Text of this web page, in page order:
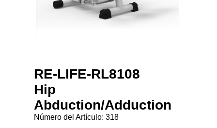
RE-LIFE-RL8108
Hip
Abduction/Adduction
Número del Artículo: 318